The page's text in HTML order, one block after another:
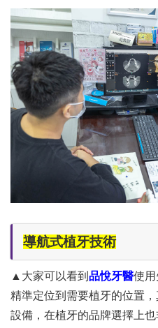
導航式植牙技術
▲大家可以看到 品悅牙醫使
精準定位到需要植牙的位置
設備，在植牙的品牌選擇上